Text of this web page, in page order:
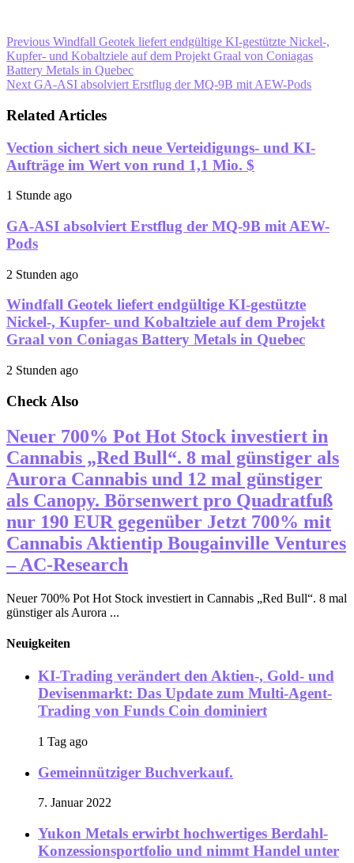
Previous Windfall Geotek liefert endgültige KI-gestützte Nickel-,
Kupfer- und Kobaltziele auf dem Projekt Graal von Coniagas
Battery Metals in Quebec
Next GA-ASI absolviert Erstflug der MQ-9B mit AEW-Pods
Related Articles
Vection sichert sich neue Verteidigungs- und KI-
Aufträge im Wert von rund 1,1 Mio. $
1 Stunde ago
GA-ASI absolviert Erstflug der MQ-9B mit AEW-
Pods
2 Stunden ago
Windfall Geotek liefert endgültige KI-gestützte
Nickel-, Kupfer- und Kobaltziele auf dem Projekt
Graal von Coniagas Battery Metals in Quebec
2 Stunden ago
Check Also
Neuer 700% Pot Hot Stock investiert in
Cannabis „Red Bull“. 8 mal günstiger als
Aurora Cannabis und 12 mal günstiger
als Canopy. Börsenwert pro Quadratfuß
nur 190 EUR gegenüber Jetzt 700% mit
Cannabis Aktientip Bougainville Ventures
– AC-Research
Neuer 700% Pot Hot Stock investiert in Cannabis „Red Bull“. 8 mal
günstiger als Aurora ...
Neuigkeiten
KI-Trading verändert den Aktien-, Gold- und
Devisenmarkt: Das Update zum Multi-Agent-
Trading von Funds Coin dominiert
1 Tag ago
Gemeinnütziger Buchverkauf.
7. Januar 2022
Yukon Metals erwirbt hochwertiges Berdahl-
Konzessionsportfolio und nimmt Handel unter